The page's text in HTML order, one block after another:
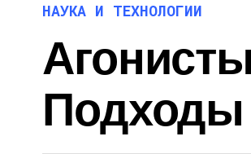
НАУКА И ТЕХНОЛОГИИ
Подходы